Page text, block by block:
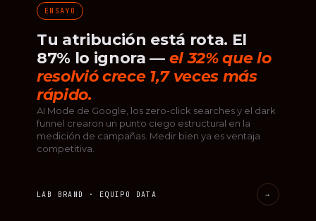
ENSAYO
Tu atribución está rota. El
87% lo ignora — el 32% que lo
resolvió crece 1,7 veces más
rápido.
AI Mode de Google, los zero-click searches y el dark
funnel crearon un punto ciego estructural en la
medición de campañas. Medir bien ya es ventaja
competitiva.
LAB BRAND · EQUIPO DATA →